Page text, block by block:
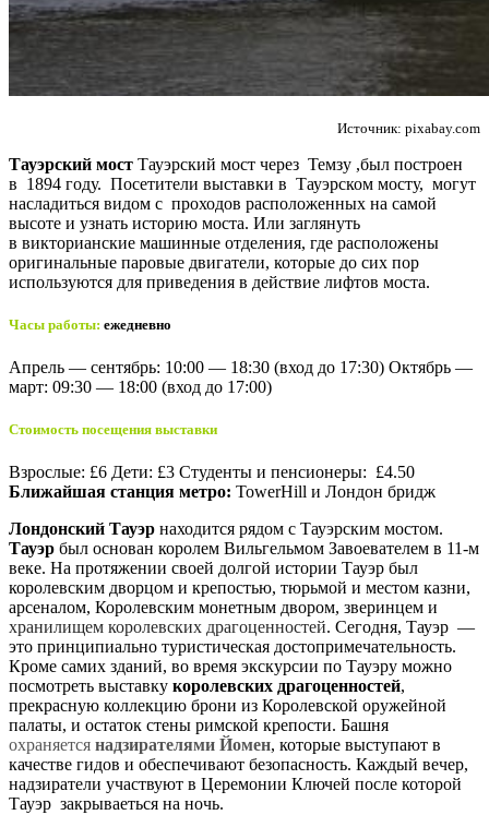
Источник: pixabay.com
Тауэрский мост Тауэрский мост через Темзу ,был построен
в 1894 году. Посетители выставки в Тауэрском мосту, могут
насладиться видом с проходов расположенных на самой
высоте и узнать историю моста. Или заглянуть
в викторианские машинные отделения, где расположены
оригинальные паровые двигатели, которые до сих пор
используются для приведения в действие лифтов моста.
Часы работы: ежедневно
Апрель — сентябрь: 10:00 — 18:30 (вход до 17:30) Октябрь —
март: 09:30 — 18:00 (вход до 17:00)
Стоимость посещения выставки
Взрослые: £6 Дети: £3 Студенты и пенсионеры: £4.50
Ближайшая станция метро: TowerHill и Лондон бридж
Лондонский Тауэр находится рядом с Тауэрским мостом.
Тауэр был основан королем Вильгельмом Завоевателем в 11-м
веке. На протяжении своей долгой истории Тауэр был
королевским дворцом и крепостью, тюрьмой и местом казни,
арсеналом, Королевским монетным двором, зверинцем и
хранилищем королевских драгоценностей. Сегодня, Тауэр —
это принципиально туристическая достопримечательность.
Кроме самих зданий, во время экскурсии по Тауэру можно
посмотреть выставку королевских драгоценностей,
прекрасную коллекцию брони из Королевской оружейной
палаты, и остаток стены римской крепости. Башня
охраняется надзирателями Йомен, которые выступают в
качестве гидов и обеспечивают безопасность. Каждый вечер,
надзиратели участвуют в Церемонии Ключей после которой
Тауэр закрываеться на ночь.